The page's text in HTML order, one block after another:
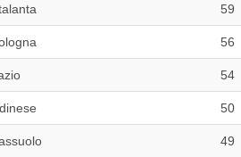
59
56
54
50
49